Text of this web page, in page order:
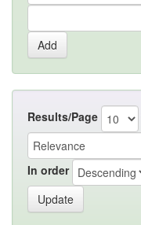
Results/Page
In order